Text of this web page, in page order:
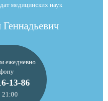
медицинских наук
ежедневно
13-86
21:00